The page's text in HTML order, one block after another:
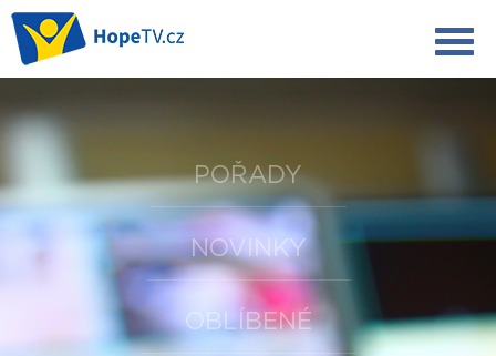
POŘADY
NOVINKY
OBLÍBENÉ